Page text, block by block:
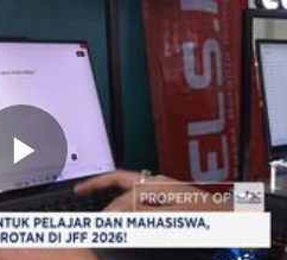
Memutarkan